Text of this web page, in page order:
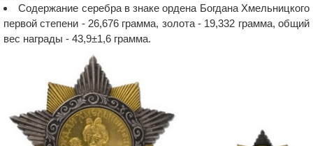
Содержание серебра в знаке ордена Богдана Хмельницкого
первой степени - 26,676 грамма, золота - 19,332 грамма, общий
вес награды - 43,9±1,6 грамма.